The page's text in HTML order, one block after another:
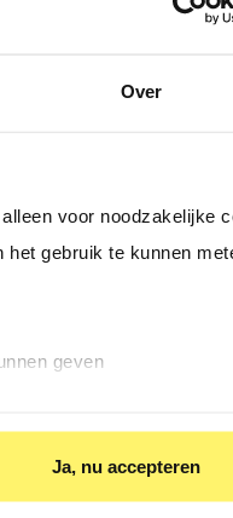
Over
voor noodzakelijke
gebruik te kunnen
geven
Ja, nu accepteren
deze factoren zijn
te kunnen
En niet alleen
klanten die al
maar dit